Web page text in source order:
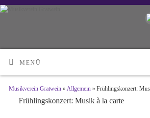
MENÜ
Musikverein Gratwein» Allgemein» Frühlingskonzert:
Frühlingskonzert: Musik à la carte